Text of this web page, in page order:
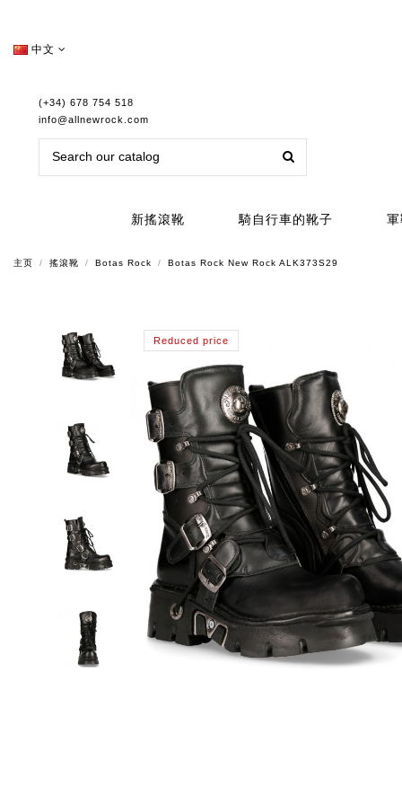
中文
(+34) 678 754 518
info@allnewrock.com
新搖滾靴 騎自行車的靴子
主页 搖滾靴 Botas Rock Botas Rock New Rock ALK373S29
Reduced price